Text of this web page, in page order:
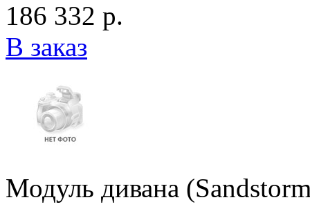
186 332 р.
В заказ
Модуль дивана